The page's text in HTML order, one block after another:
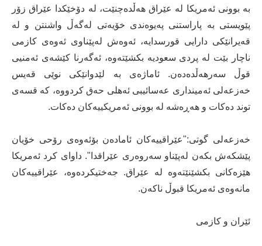
به‌ بوونى ئه‌مریكا له‌ عێراق هه‌ڵده‌چنێت، له‌ دۆخێكدا عێراق زۆر
پێویستى به‌ پاراستنى په‌یوه‌ندى خۆیه‌تى له‌گه‌ڵ واشنتن و له‌
قه‌یرانێكى دارایى قورسدایه‌، ئه‌وه‌ش له‌پێناوى ئه‌وه‌ى كازمى
ناچار بێت له‌ پردى سعودیه‌ بكشێته‌وه‌، ئه‌گه‌رنا كێشه‌ى ئه‌منیى
قوڵ سه‌رهه‌ڵده‌ده‌ن. ئاماژه‌ى به‌ لێدوانێكى نوێى قه‌یس
خه‌زعه‌لى ئه‌میندارى عه‌سائیبى ئه‌هلى حه‌ق كردووه‌، كه‌ قسه‌ى
توند ده‌كات و هه‌ڕه‌شه‌ له‌ بوونى ئه‌مریكییه‌كان ده‌كات.
خه‌زعه‌لى گوتى:"عێراقییه‌كان ئاماده‌ن بۆئه‌وه‌ى رۆحى خۆیان
پێشكه‌ش بكه‌ن له‌پێناو سه‌روه‌رى عێراقدا". داواى کرد ئه‌مریكا
هێزه‌كانى بكشێنێته‌وه‌ له‌ عێراق. جه‌ختیكرده‌وه‌، عێراقییه‌كان‌
مانه‌وه‌ى ئه‌مریكا قبوڵ ناكه‌ن.
ئێران و كازمى